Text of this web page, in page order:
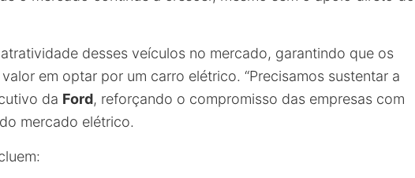
desses veículos no mercado, garantindo que os
em optar por um carro elétrico. “Precisamos sustentar a
da Ford, reforçando o compromisso das empresas com
mercado elétrico.